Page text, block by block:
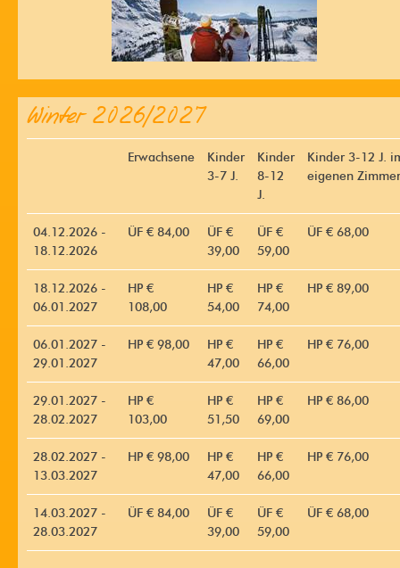
Winter 2026/2027
Erwachsene
Kinder
3-7 J.
Kinder
8-12
J.
Kinder 3-12 J.
eigenen Zimmer
04.12.2026 -
18.12.2026
ÜF € 84,00
ÜF €
39,00
ÜF €
59,00
ÜF € 68,00
18.12.2026 -
06.01.2027
HP €
108,00
HP €
54,00
HP €
74,00
HP € 89,00
06.01.2027 -
29.01.2027
HP € 98,00
HP €
47,00
HP €
66,00
HP € 76,00
29.01.2027 -
28.02.2027
HP €
103,00
HP €
51,50
HP €
69,00
HP € 86,00
28.02.2027 -
13.03.2027
HP € 98,00
HP €
47,00
HP €
66,00
HP € 76,00
14.03.2027 -
28.03.2027
ÜF € 84,00
ÜF €
39,00
ÜF €
59,00
ÜF € 68,00